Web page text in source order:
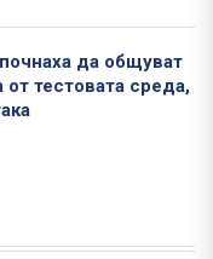
да общуват
тестовата среда,